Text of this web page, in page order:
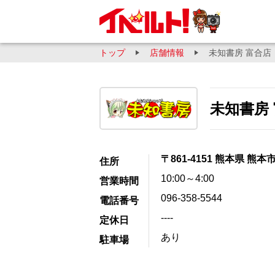
トップ 店舗情報 未知書房 富合店
未知書房
住所 〒861-4151 熊本県 熊本
営業時間 10:00～4:00
電話番号 096-358-5544
定休日 ----
駐車場 あり